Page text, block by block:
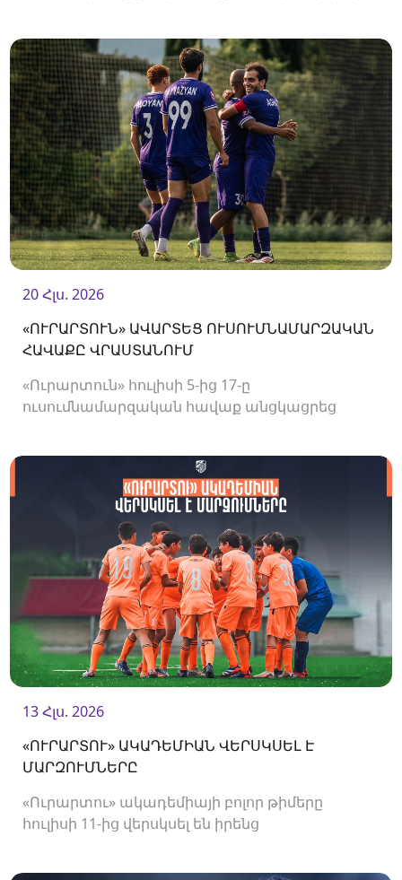
20 Հլս. 2026
«ՈՒՐԱՐՏՈՒՆ» ԱՎԱՐՏԵՑ ՈՒՍՈՒՄՆԱՄԱՐԶԱԿԱՆ
ՀԱՎԱՔԸ ՎՐԱՍՏԱՆՈՒՄ
«Ուրարտուն» հուլիսի 5-ից 17-ը
ուսումնամարզական հավաք անցկացրեց
13 Հլս. 2026
«ՈՒՐԱՐՏՈՒ» ԱԿԱԴԵՄԻԱՆ ՎԵՐՍԿՍԵԼ Է
ՄԱՐԶՈՒՄՆԵՐԸ
«Ուրարտու» ակադեմիայի բոլոր թիմերը
հուլիսի 11-ից վերսկսել են իրենց